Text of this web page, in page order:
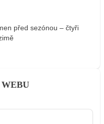
před sezónou – čtyři